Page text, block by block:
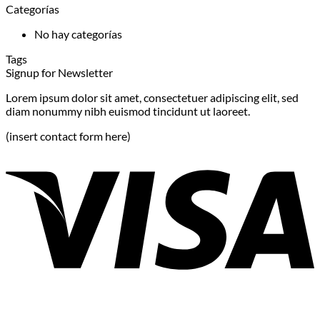
Categorías
No hay categorías
Tags
Signup for Newsletter
Lorem ipsum dolor sit amet, consectetuer adipiscing elit, sed
diam nonummy nibh euismod tincidunt ut laoreet.
(insert contact form here)